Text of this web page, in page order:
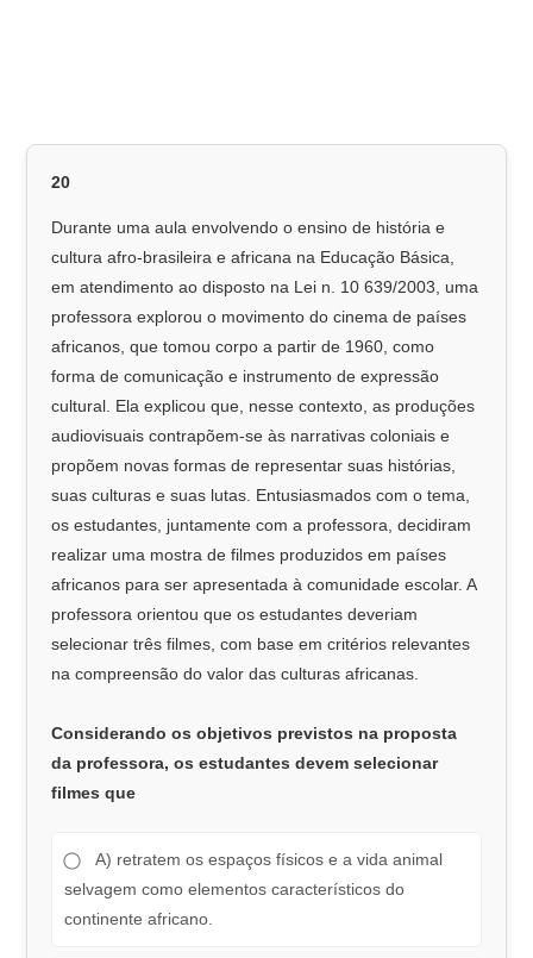
20
Durante uma aula envolvendo o ensino de história e
cultura afro-brasileira e africana na Educação Básica,
em atendimento ao disposto na Lei n. 10 639/2003, uma
professora explorou o movimento do cinema de países
africanos, que tomou corpo a partir de 1960, como
forma de comunicação e instrumento de expressão
cultural. Ela explicou que, nesse contexto, as produções
audiovisuais contrapõem-se às narrativas coloniais e
propõem novas formas de representar suas histórias,
suas culturas e suas lutas. Entusiasmados com o tema,
os estudantes, juntamente com a professora, decidiram
realizar uma mostra de filmes produzidos em países
africanos para ser apresentada à comunidade escolar. A
professora orientou que os estudantes deveriam
selecionar três filmes, com base em critérios relevantes
na compreensão do valor das culturas africanas.
Considerando os objetivos previstos na proposta
da professora, os estudantes devem selecionar
filmes que
A) retratem os espaços físicos e a vida animal
selvagem como elementos característicos do
continente africano.